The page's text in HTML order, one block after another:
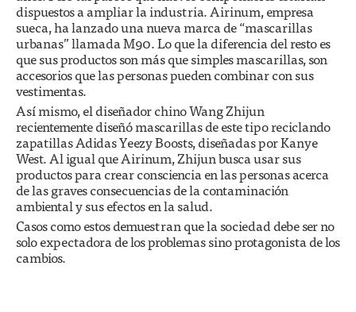
dispuestos a ampliar la industria. Airinum, empresa
sueca, ha lanzado una nueva marca de “mascarillas
urbanas” llamada M90. Lo que la diferencia del resto es
que sus productos son más que simples mascarillas, son
accesorios que las personas pueden combinar con sus
vestimentas.
Así mismo, el diseñador chino Wang Zhijun
recientemente diseñó mascarillas de este tipo reciclando
zapatillas Adidas Yeezy Boosts, diseñadas por Kanye
West. Al igual que Airinum, Zhijun busca usar sus
productos para crear consciencia en las personas acerca
de las graves consecuencias de la contaminación
ambiental y sus efectos en la salud.
Casos como estos demuestran que la sociedad debe ser no
solo expectadora de los problemas sino protagonista de los
cambios.